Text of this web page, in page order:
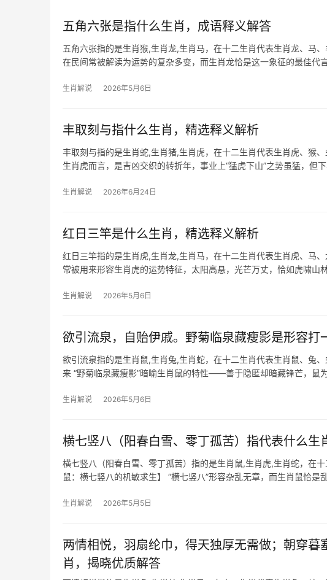
五角六张是指什么生肖，成语释义解答
五角六张指的是生肖猴,生肖龙,生肖马，在十二生肖代表生肖龙、马
在民间常被解读为运势的复杂多变，而生肖龙恰是这一象征的最佳
生肖解说 2026年5月6日
丰取刻与指什么生肖，精选释义解析
丰取刻与指的是生肖蛇,生肖猪,生肖虎，在十二生肖代表生肖虎、猴
生肖虎而言，是吉凶交织的转折年，事业上“猛虎下山”之势虽猛，但
生肖解说 2026年6月24日
红日三竿是什么生肖，精选释义解析
红日三竿指的是生肖虎,生肖龙,生肖马，在十二生肖代表生肖虎、马
常被用来形容生肖虎的运势特征，太阳高悬，光芒万丈，恰如虎啸
生肖解说 2026年5月6日
欲引流泉，自贻伊戚。野菊临泉藏瘦影是形容打
欲引流泉指的是生肖鼠,生肖兔,生肖蛇，在十二生肖代表生肖鼠、兔
来 “野菊临泉藏瘦影”暗喻生肖鼠的特性——善于隐匿却暗藏锋芒，鼠
生肖解说 2026年5月6日
横七竖八（阳春白雪、零丁孤苦）指代表什么生
横七竖八（阳春白雪、零丁孤苦）指的是生肖鼠,生肖虎,生肖蛇，在
鼠：横七竖八的机敏求生】 “横七竖八”形容杂乱无章，而生肖鼠恰
生肖解说 2026年5月5日
两情相悦，羽扇纶巾，得天独厚无需做；朝穿
肖，揭晓优质解答